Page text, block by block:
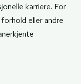
karriere. For
eller andre